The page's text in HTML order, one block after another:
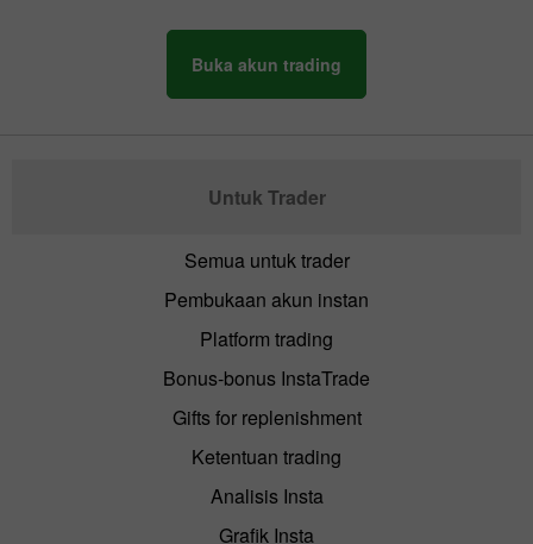
Buka akun trading
Untuk Trader
Semua untuk trader
Pembukaan akun instan
Platform trading
Bonus-bonus InstaTrade
Gifts for replenishment
Ketentuan trading
Analisis Insta
Grafik Insta